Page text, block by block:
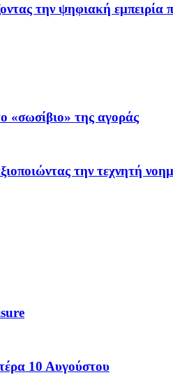
την ψηφιακή εμπειρία
«σωσίβιο» της αγοράς
την τεχνητή
10 Αυγούστου